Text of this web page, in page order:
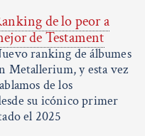
de lo peor a
de Testament
ranking de álbumes
Metallerium, y esta vez
de los
su icónico primer
el 2025